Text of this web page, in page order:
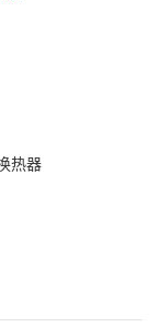
热器